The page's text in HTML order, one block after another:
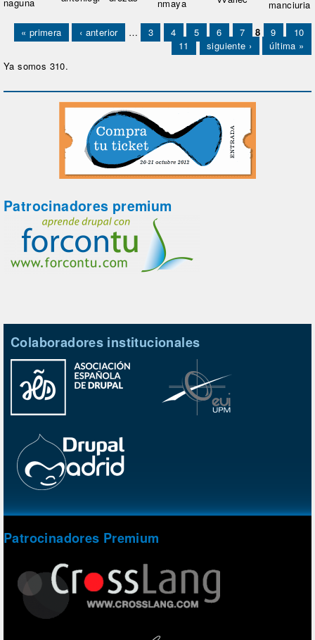
nmaya manciuria
Páginas
« primera ‹ anterior … 3 4 5 6 7 8 9
10
11
siguiente ›
última »
Ya somos 310.
Patrocinadores premium
Colaboradores institucionales
Patrocinadores Premium